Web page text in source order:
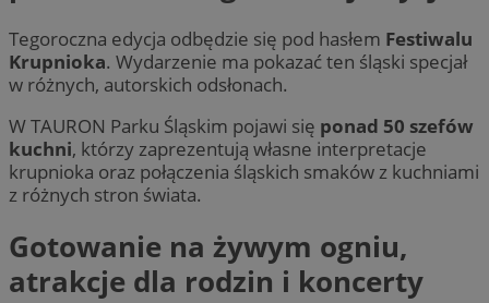
Tegoroczna edycja odbędzie się pod hasłem Festiwalu
Krupnioka. Wydarzenie ma pokazać ten śląski specjał
w różnych, autorskich odsłonach.
W TAURON Parku Śląskim pojawi się ponad 50 szefów
kuchni, którzy zaprezentują własne interpretacje
krupnioka oraz połączenia śląskich smaków z kuchniami
z różnych stron świata.
Gotowanie na żywym ogniu,
atrakcje dla rodzin i koncerty